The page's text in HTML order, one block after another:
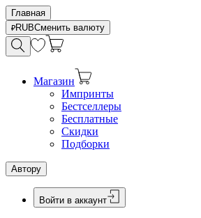
Главная
RUBСменить валюту
Магазин
Импринты
Бестселлеры
Бесплатные
Скидки
Подборки
Автору
Войти в аккаунт